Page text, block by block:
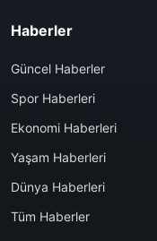
Haberler
Güncel Haberler
Spor Haberleri
Ekonomi Haberleri
Yaşam Haberleri
Dünya Haberleri
Tüm Haberler